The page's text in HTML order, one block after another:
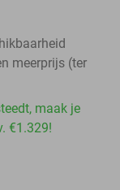
meerprijs (ter
maak je
€1.329!